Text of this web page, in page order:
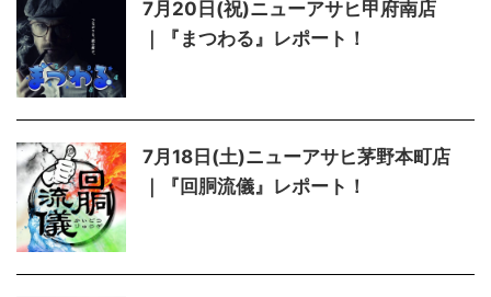
7月20日(祝)ニューアサヒ甲府南店
｜『まつわる』レポート！
7月18日(土)ニューアサヒ茅野本町店
｜『回胴流儀』レポート！